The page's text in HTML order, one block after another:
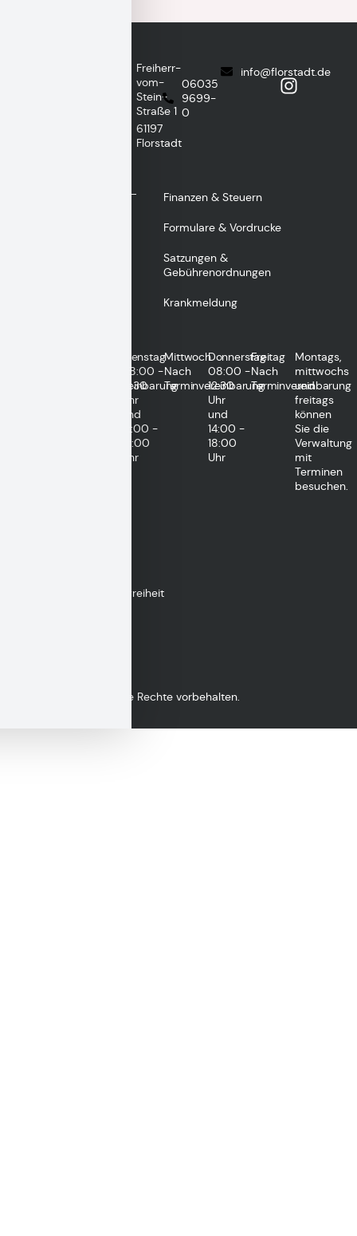
Freiherr-
vom-
Stein-
Straße 1
61197
Florstadt
06035
9699-
0
info@florstadt.de
Finanzen & Steuern
Formulare & Vordrucke
Satzungen &
Gebührenordnungen
Krankmeldung
Öffnungszeiten
Terminvereinbarung
Dienstag
08:00 -
12:30
Uhr
und
14:00 -
16:00
Uhr
Mittwoch
Nach
Terminvereinbarung
Donnerstag
08:00 -
12:30
Uhr
und
14:00 -
18:00
Uhr
Freitag
Nach
Terminvereinbarung
Montags,
mittwochs
und
freitags
können
Sie die
Verwaltung
mit
Terminen
besuchen.
Erklärung zur Barrierefreiheit
Copyright 2026 © Alle Rechte vorbehalten.